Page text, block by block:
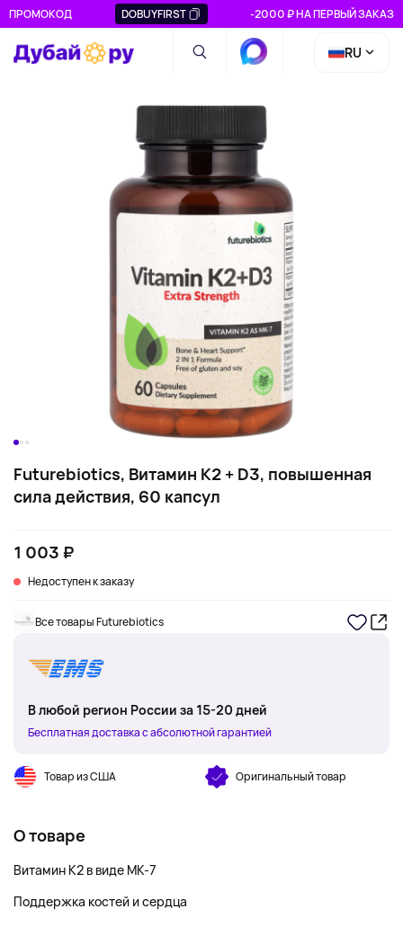
ПРОМОКОД DOBUYFIRST -2000 ₽ НА ПЕРВЫЙ ЗАКАЗ
RU
Futurebiotics, Витамин K2 + D3, повышенная
сила действия, 60 капсул
1 003 ₽
Недоступен к заказу
Все товары Futurebiotics
В любой регион России за 15-20 дней
Бесплатная доставка с абсолютной гарантией
Товар из США Оригинальный товар
О товаре
Витамин K2 в виде MK-7
Поддержка костей и сердца